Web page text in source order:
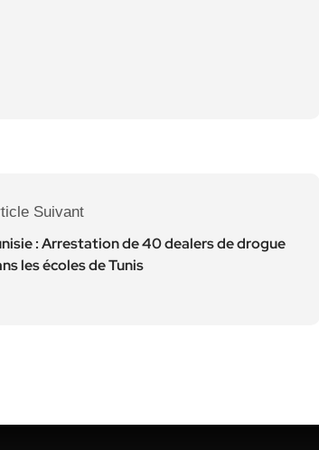
Suivant
: Arrestation de 40 dealers de drogue
les écoles de Tunis